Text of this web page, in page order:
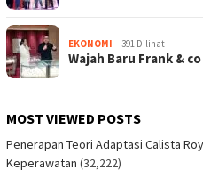
EKONOMI 391 Dilihat
Wajah Baru Frank &
MOST VIEWED POSTS
Penerapan Teori Adaptasi Calista
Keperawatan (32,222)